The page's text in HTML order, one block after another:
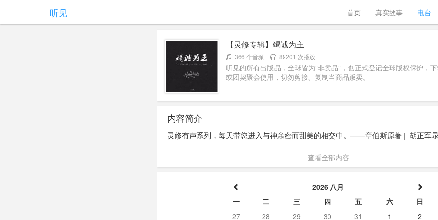
听见 首页 真实故事 电台
【灵修专辑】竭诚为主
366 个音频 89201 次播放
听见的所有出版品，全球皆为"非卖品"，也正式登记全球版权保护，
或团契聚会使用，切勿剪接、复制当商品贩卖。
内容简介
灵修有声系列，每天带您进入与神亲密而甜美的相交中。——章伯斯原著 |  胡正军
查看全部内容
2026 八月
一
二 三 四 五 六
日
27
28 29 30 31 1
2